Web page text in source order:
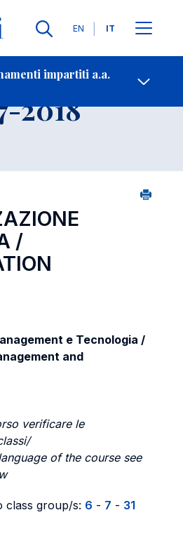
Lingue
EN IT
impartiti a.a.
2018
/
e Tecnologia /
and
verificare le
of the course see
class group/s: 6 - 7 - 31